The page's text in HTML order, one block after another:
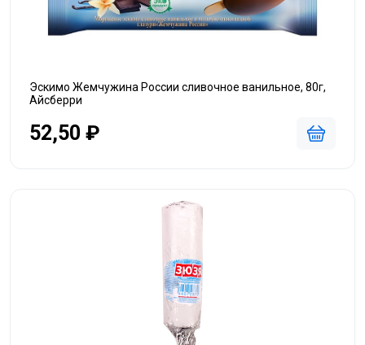
Эскимо Жемчужина России сливочное ванильное, 80г,
Айсберри
52,50 ₽